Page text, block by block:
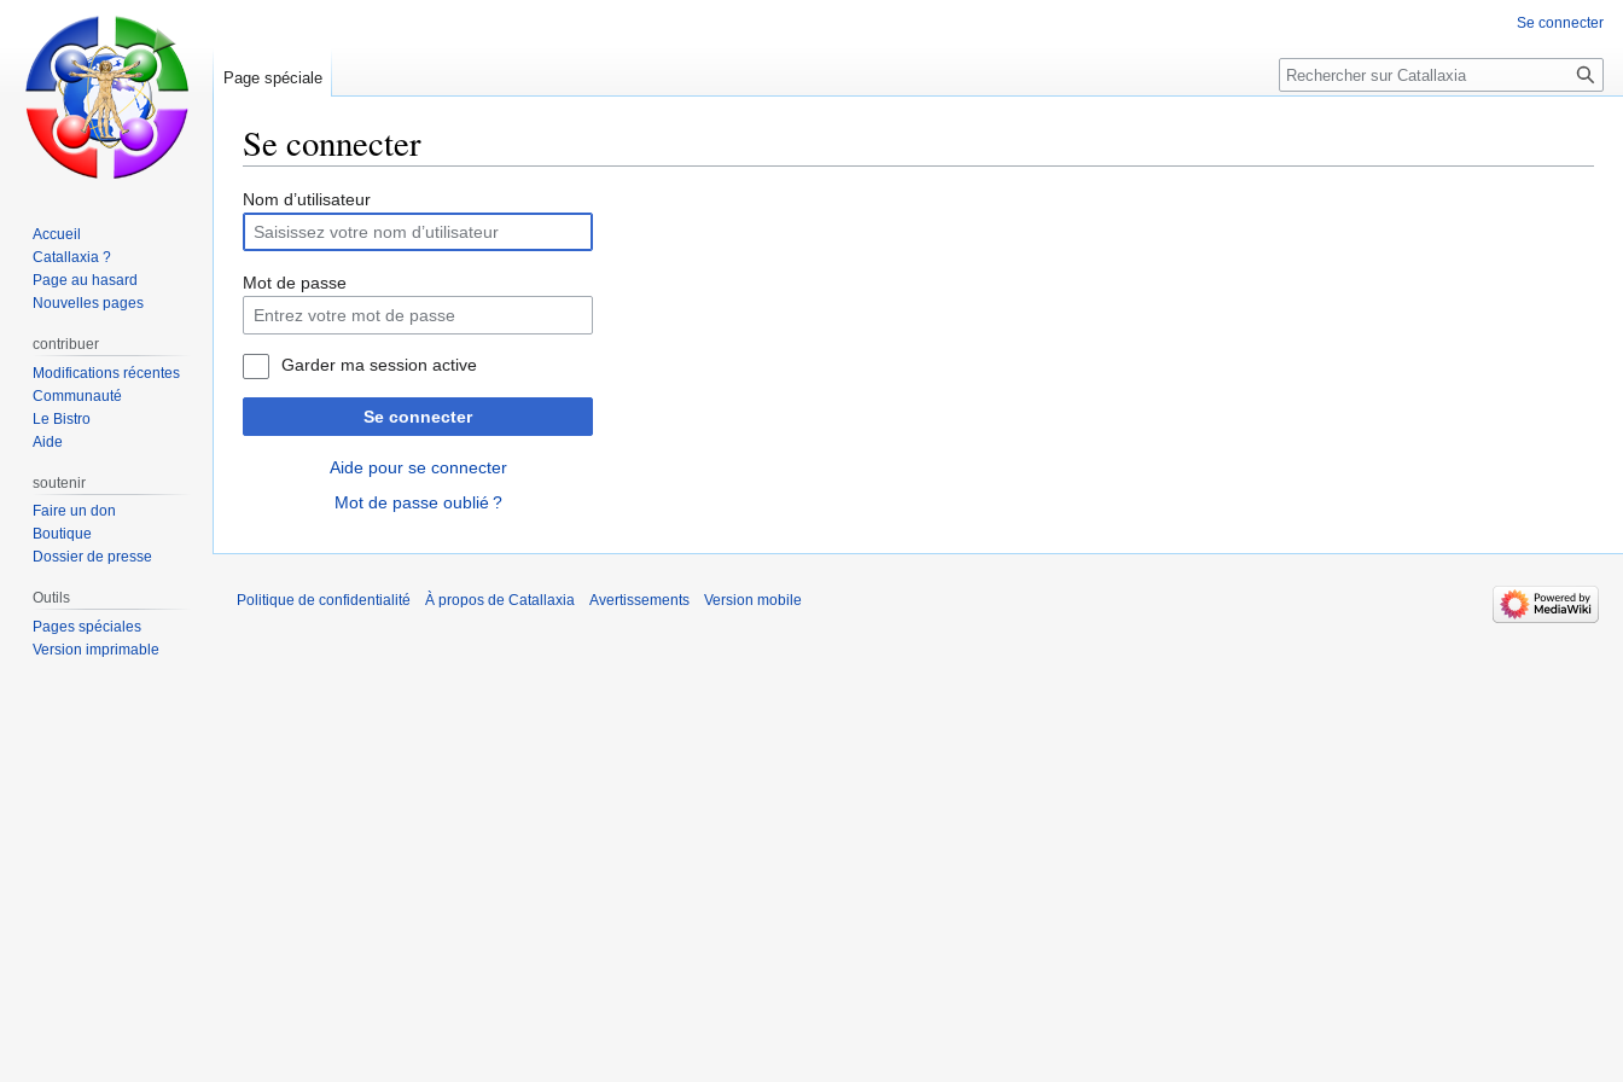
Se connecter
Aller
la
navigation
Aller
la
recherche
Nom d’utilisateur
Mot de passe
Garder ma session active
Se connecter
Aide pour se connecter
Mot de passe oublié ?
Se connecter
Page spéciale Rechercher
Accueil
Catallaxia ?
Page au hasard
Nouvelles pages
contribuer
Modifications récentes
Communauté
Le Bistro
Aide
soutenir
Faire un don
Boutique
Dossier de presse
Outils
Pages spéciales
Version imprimable
Politique de confidentialité À propos de Catallaxia Avertissements Version mobile